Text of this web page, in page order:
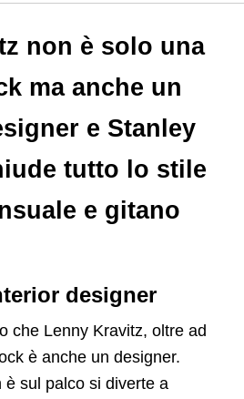
non è solo una
ma anche un
e Stanley
tutto lo stile
e gitano
designer
che Lenny Kravitz, oltre ad
è anche un designer.
è sul palco si diverte a